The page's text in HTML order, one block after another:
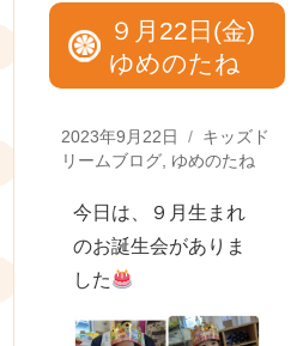
９月22日(金)
ゆめのたね
Posted
on
2023年9月22日 Categories
キッズド
リームブログ, ゆめのたね
今日は、９月生まれ
のお誕生会がありま
した